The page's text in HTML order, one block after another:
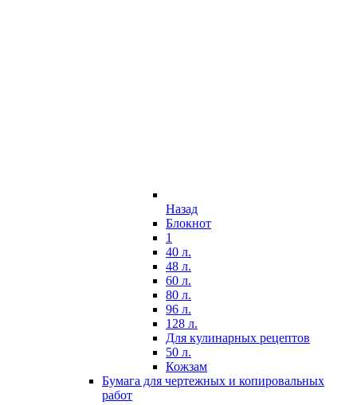
Назад
Блокнот
1
40 л.
48 л.
60 л.
80 л.
96 л.
128 л.
Для кулинарных рецептов
50 л.
Кожзам
Бумага для чертежных и копировальных
работ